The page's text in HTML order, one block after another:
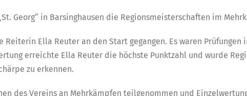
Georg“ in Barsinghausen die Regionsmeisterschaften im
Ella Reuter an den Start gegangen. Es waren Prüfungen
erreichte Ella Reuter die höchste Punktzahl und wurde
zu erkennen.
des Vereins an Mehrkämpfen teilgenommen und